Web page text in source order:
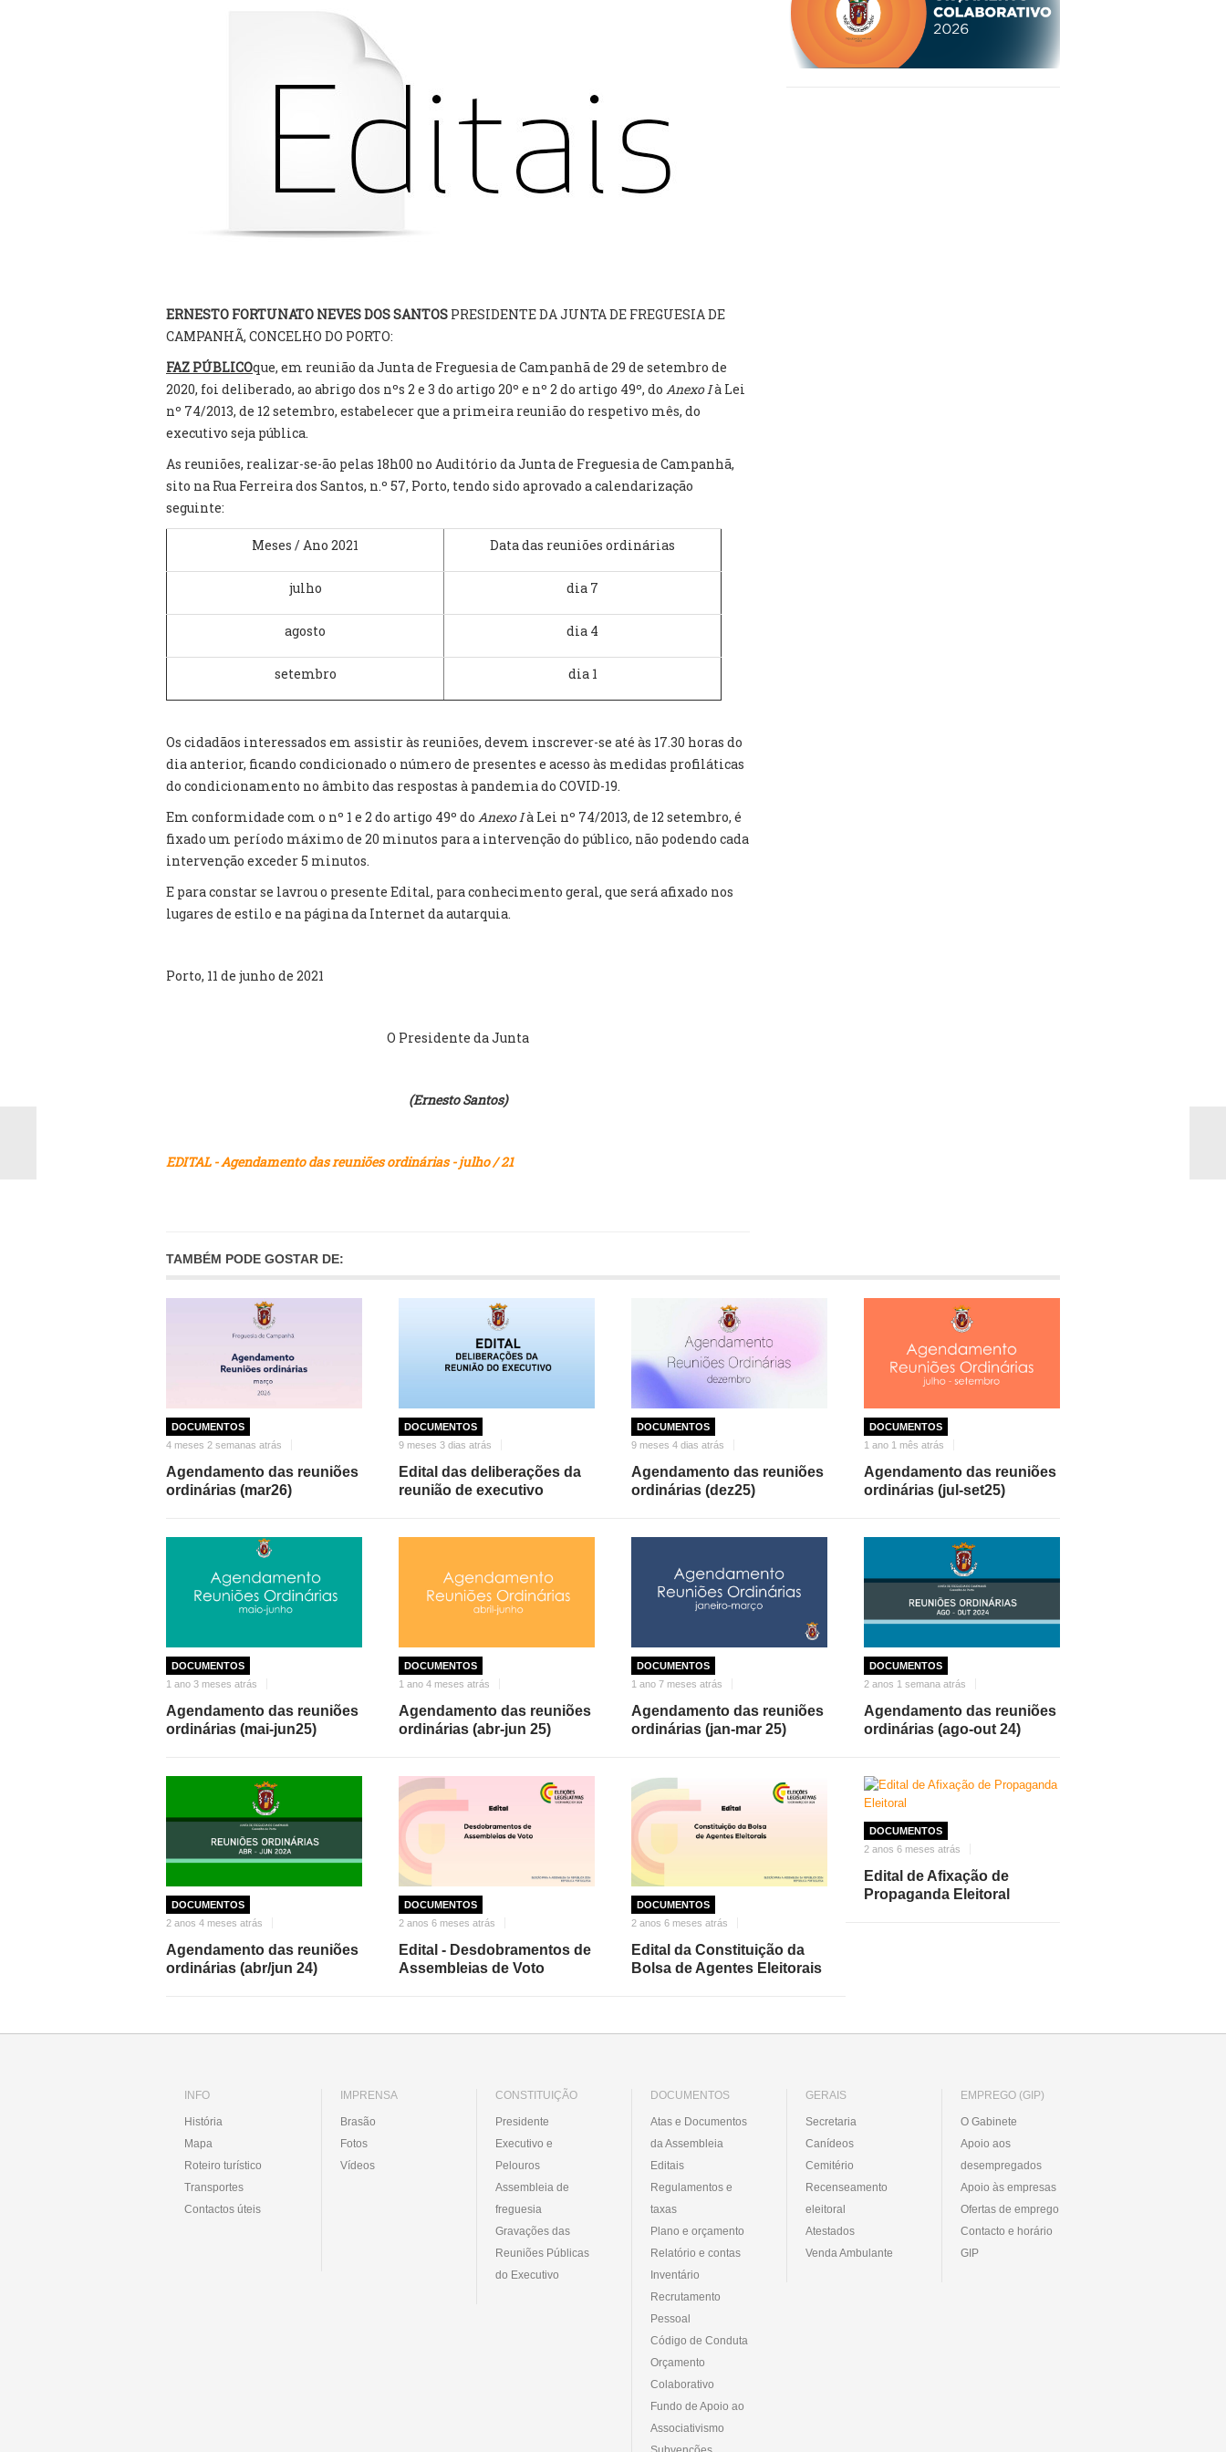
ERNESTO FORTUNATO NEVES DOS SANTOS PRESIDENTE DA JUNTA DE FREGUESIA DE
CAMPANHÃ, CONCELHO DO PORTO:
FAZ PÚBLICOque, em reunião da Junta de Freguesia de Campanhã de 29 de setembro de
2020, foi deliberado, ao abrigo dos nºs 2 e 3 do artigo 20º e nº 2 do artigo 49º, do Anexo Ià Lei
nº 74/2013, de 12 setembro, estabelecer que a primeira reunião do respetivo mês, do
executivo seja pública.
As reuniões, realizar-se-ão pelas 18h00 no Auditório da Junta de Freguesia de Campanhã,
sito na Rua Ferreira dos Santos, n.º 57, Porto, tendo sido aprovado a calendarização
seguinte:
Meses / Ano 2021 Data das reuniões ordinárias
julho dia 7
agosto dia 4
setembro dia 1
Os cidadãos interessados em assistir às reuniões, devem inscrever-se até às 17.30 horas do
dia anterior, ficando condicionado o número de presentes e acesso às medidas profiláticas
do condicionamento no âmbito das respostas à pandemia do COVID-19.
Em conformidade com o nº 1 e 2 do artigo 49º do Anexo Ià Lei nº 74/2013, de 12 setembro, é
fixado um período máximo de 20 minutos para a intervenção do público, não podendo cada
intervenção exceder 5 minutos.
E para constar se lavrou o presente Edital, para conhecimento geral, que será afixado nos
lugares de estilo e na página da Internet da autarquia.
Porto, 11 de junho de 2021
O Presidente da Junta
(Ernesto Santos)
EDITAL - Agendamento das reuniões ordinárias - julho / 21
TAMBÉM PODE GOSTAR DE:
DOCUMENTOS
4 meses 2 semanas atrás
Agendamento das reuniões
ordinárias (mar26)
DOCUMENTOS
9 meses 3 dias atrás
Edital das deliberações da
reunião de executivo
DOCUMENTOS
9 meses 4 dias atrás
Agendamento das reuniões
ordinárias (dez25)
DOCUMENTOS
1 ano 1 mês atrás
Agendamento das reuniões
ordinárias (jul-set25)
DOCUMENTOS
1 ano 3 meses atrás
Agendamento das reuniões
ordinárias (mai-jun25)
DOCUMENTOS
1 ano 4 meses atrás
Agendamento das reuniões
ordinárias (abr-jun 25)
DOCUMENTOS
1 ano 7 meses atrás
Agendamento das reuniões
ordinárias (jan-mar 25)
DOCUMENTOS
2 anos 1 semana atrás
Agendamento das reuniões
ordinárias (ago-out 24)
DOCUMENTOS
2 anos 4 meses atrás
Agendamento das reuniões
ordinárias (abr/jun 24)
DOCUMENTOS
2 anos 6 meses atrás
Edital - Desdobramentos de
Assembleias de Voto
DOCUMENTOS
2 anos 6 meses atrás
Edital da Constituição da
Bolsa de Agentes Eleitorais
DOCUMENTOS
2 anos 6 meses atrás
Edital de Afixação de
Propaganda Eleitoral
INFO
História
Mapa
Roteiro turístico
Transportes
Contactos úteis
IMPRENSA
Brasão
Fotos
Vídeos
CONSTITUIÇÃO
Presidente
Executivo e
Pelouros
Assembleia de
freguesia
Gravações das
Reuniões Públicas
do Executivo
DOCUMENTOS
Atas e Documentos
da Assembleia
Editais
Regulamentos e
taxas
Plano e orçamento
Relatório e contas
Inventário
Recrutamento
Pessoal
Código de Conduta
Orçamento
Colaborativo
Fundo de Apoio ao
Associativismo
GERAIS
Secretaria
Canídeos
Cemitério
Recenseamento
eleitoral
Atestados
Venda Ambulante
EMPREGO (GIP)
O Gabinete
Apoio aos
desempregados
Apoio às empresas
Ofertas de emprego
Contacto e horário
GIP